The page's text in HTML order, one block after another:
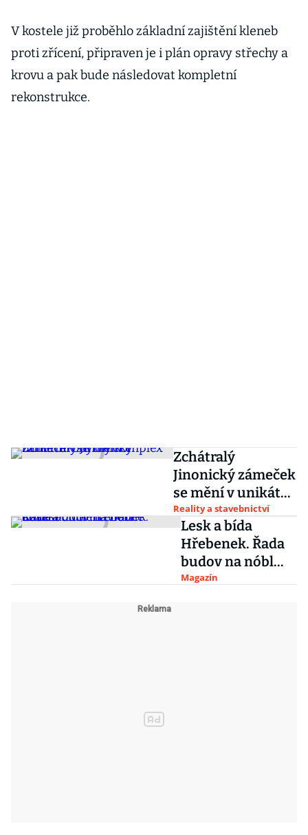
V kostele již proběhlo základní zajištění kleneb
proti zřícení, připraven je i plán opravy střechy a
krovu a pak bude následovat kompletní
rekonstrukce.
Zchátralý
Jinonický zámeček
se mění v unikátní
obytný komplex
Reality a stavebnictví
Lesk a bída
Hřebenek. Řada
budov na nóbl
adresách
Magazín